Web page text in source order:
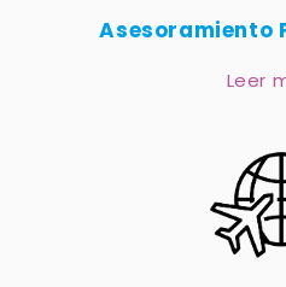
Asesoramiento
Leer